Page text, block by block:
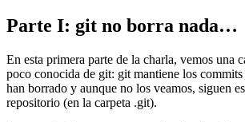
Parte I: git no borra nada…
En esta primera parte de la charla, vemos una
poco conocida de git: git mantiene los commits
han borrado y aunque no los veamos, siguen
repositorio (en la carpeta .git).